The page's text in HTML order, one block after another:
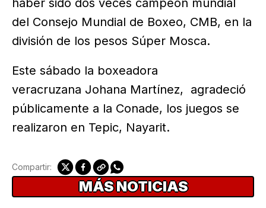
haber sido dos veces campeón mundial
del Consejo Mundial de Boxeo, CMB, en la
división de los pesos Súper Mosca.
Este sábado la boxeadora
veracruzana Johana Martínez, agradeció
públicamente a la Conade, los juegos se
realizaron en Tepic, Nayarit.
Compartir:
MÁS NOTICIAS